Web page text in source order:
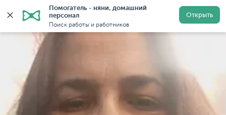
Помогатель - няни, домашний
персонал
Поиск работы и работников
Открыть
Главная Няни Няни в Московской области Няни